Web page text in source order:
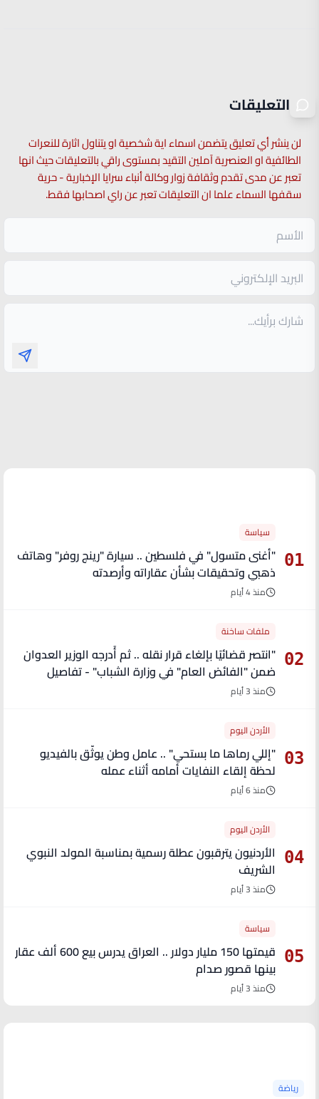
التعليقات
لن ينشر أي تعليق يتضمن اسماء اية شخصية او يتناول اثارة للنعرات
الطائفية او العنصرية آملين التقيد بمستوى راقي بالتعليقات حيث انها
تعبر عن مدى تقدم وثقافة زوار وكالة أنباء سرايا الإخبارية - حرية
سقفها السماء علما ان التعليقات تعبر عن راي اصحابها فقط.
01
سياسة
"أغنى متسول" في فلسطين .. سيارة "رينج روفر" وهاتف
ذهبي وتحقيقات بشأن عقاراته وأرصدته
منذ 4 أيام
02
ملفات ساخنة
"انتصر قضائيًا بإلغاء قرار نقله .. ثم أُدرجه الوزير العدوان
ضمن "الفائض العام" في وزارة الشباب" - تفاصيل
منذ 3 أيام
03
الأردن اليوم
"إللي رماها ما بستحي" .. عامل وطن يوثّق بالفيديو
لحظة إلقاء النفايات أمامه أثناء عمله
منذ 6 أيام
04
الأردن اليوم
الأردنيون يترقبون عطلة رسمية بمناسبة المولد النبوي
الشريف
منذ 3 أيام
05
سياسة
قيمتها 150 مليار دولار .. العراق يدرس بيع 600 ألف عقار
بينها قصور صدام
منذ 3 أيام
رياضة